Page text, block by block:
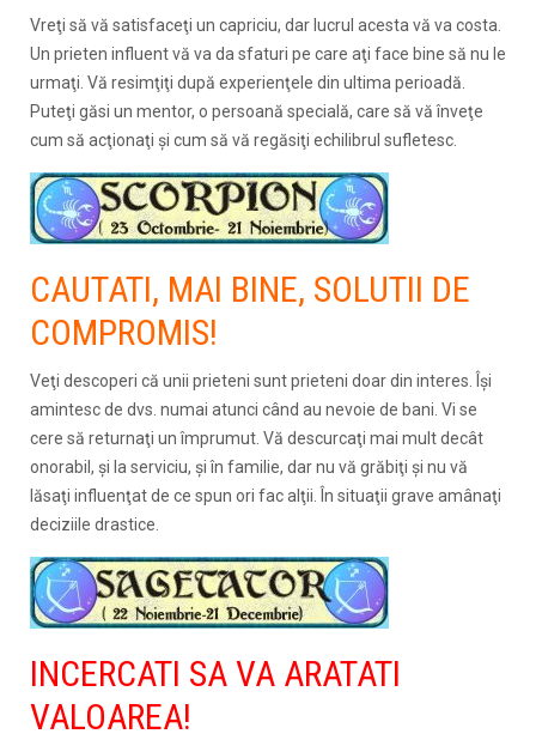
Vreţi să vă satisfaceţi un capriciu, dar lucrul acesta vă va costa.
Un prieten influent vă va da sfaturi pe care aţi face bine să nu le
urmaţi. Vă resimţiţi după experienţele din ultima perioadă.
Puteţi găsi un mentor, o persoană specială, care să vă înveţe
cum să acţionaţi şi cum să vă regăsiţi echilibrul sufletesc.
CAUTATI, MAI BINE, SOLUTII DE
COMPROMIS!
Veţi descoperi că unii prieteni sunt prieteni doar din interes. Îşi
amintesc de dvs. numai atunci când au nevoie de bani. Vi se
cere să returnaţi un împrumut. Vă descurcaţi mai mult decât
onorabil, şi la serviciu, şi în familie, dar nu vă grăbiţi şi nu vă
lăsaţi influenţat de ce spun ori fac alţii. În situaţii grave amânaţi
deciziile drastice.
INCERCATI SA VA ARATATI
VALOAREA!